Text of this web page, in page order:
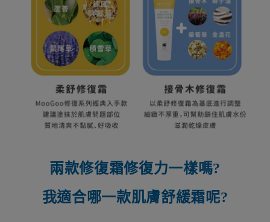
兩款修復霜修復力一樣嗎?
我適合哪一款肌膚舒緩霜呢?